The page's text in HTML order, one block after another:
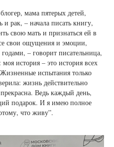
мама пятерых детей,
рак, – начала писать книгу,
свою мать и признаться ей в
свои ощущения и эмоции,
– говорит писательница,
история – это история всех
испытания только
жизнь действительно
Ведь каждый день,
подарок. И я имею полное
что живу”.